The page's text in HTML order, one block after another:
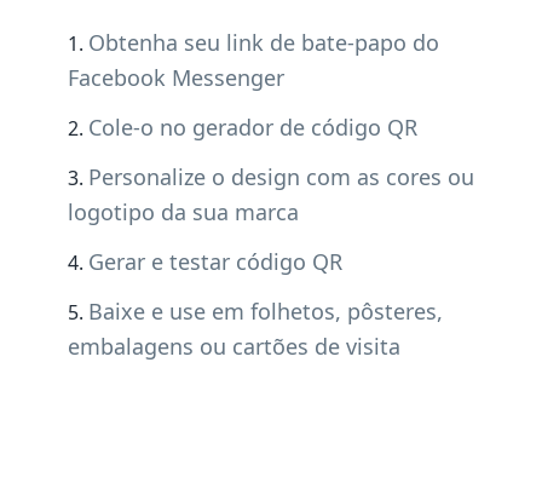
Obtenha seu link de bate-papo do
Facebook Messenger
Cole-o no gerador de código QR
Personalize o design com as cores ou
logotipo da sua marca
Gerar e testar código QR
Baixe e use em folhetos, pôsteres,
embalagens ou cartões de visita